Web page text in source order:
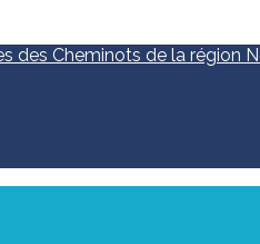
des Cheminots de la région